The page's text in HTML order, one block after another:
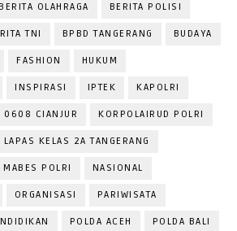
BERITA OLAHRAGA BERITA POLISI
TNI BPBD TANGERANG BUDAYA
FASHION HUKUM
INSPIRASI IPTEK KAPOLRI
0608 CIANJUR KORPOLAIRUD POLRI
LAPAS KELAS 2A TANGERANG
MABES POLRI NASIONAL
ORGANISASI PARIWISATA
POLDA ACEH POLDA BALI